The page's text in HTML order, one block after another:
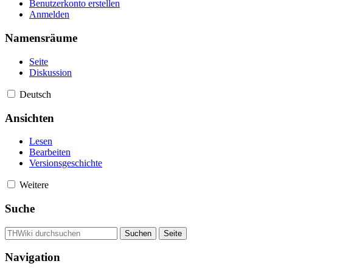
Benutzerkonto erstellen
Anmelden
Namensräume
Seite
Diskussion
Deutsch
Ansichten
Lesen
Bearbeiten
Versionsgeschichte
Weitere
Suche
Navigation